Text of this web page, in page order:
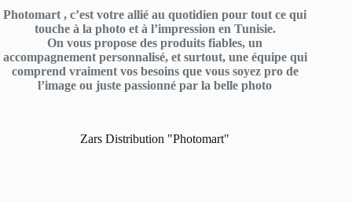
Photomart , c’est votre allié au quotidien pour tout ce qui
touche à la photo et à l’impression en Tunisie.
On vous propose des produits fiables, un
accompagnement personnalisé, et surtout, une équipe qui
comprend vraiment vos besoins que vous soyez pro de
l’image ou juste passionné par la belle photo
Zars Distribution "Photomart"